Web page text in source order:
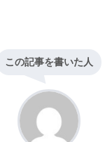
この記事を書いた人